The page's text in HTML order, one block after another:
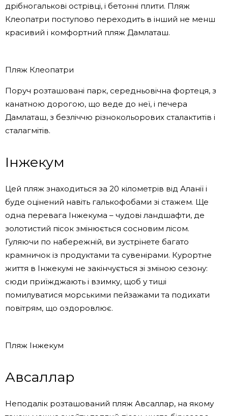
дрібногалькові острівці, і бетонні плити. Пляж
Клеопатри поступово переходить в інший не менш
красивий і комфортний пляж Дамлаташ.
Пляж Клеопатри
Поруч розташовані парк, середньовічна фортеця, з
канатною дорогою, що веде до неї, і печера
Дамлаташ, з безліччю різнокольорових сталактитів і
сталагмітів.
Інжекум
Цей пляж знаходиться за 20 кілометрів від Аланії і
буде оцінений навіть галькофобами зі стажем. Ще
одна перевага Інжекума – чудові ландшафти, де
золотистий пісок змінюється сосновим лісом.
Гуляючи по набережній, ви зустрінете багато
крамничок із продуктами та сувенірами. Курортне
життя в Інжекумі не закінчується зі зміною сезону:
сюди приїжджають і взимку, щоб у тиші
помилуватися морськими пейзажами та подихати
повітрям, що оздоровлює.
Пляж Інжекум
Авсаллар
Неподалік розташований пляж Авсаллар, на якому